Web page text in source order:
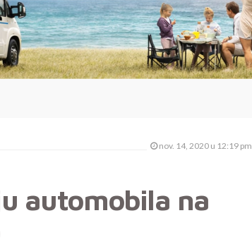
nov. 14, 2020 u 12:19 pm
automobila na